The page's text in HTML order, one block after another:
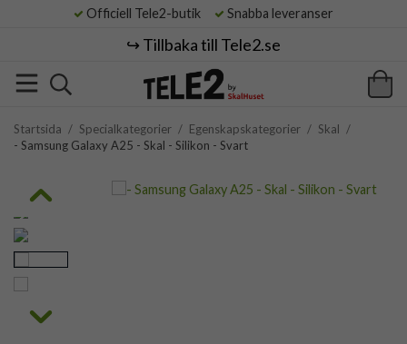
Officiell Tele2-butik Snabba leveranser
↪️ Tillbaka till Tele2.se
Startsida / Specialkategorier / Egenskapskategorier / Skal /
- Samsung Galaxy A25 - Skal - Silikon - Svart